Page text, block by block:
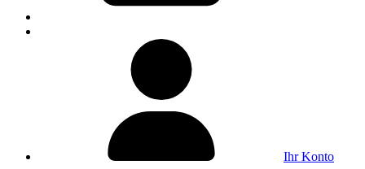
Ihr Konto